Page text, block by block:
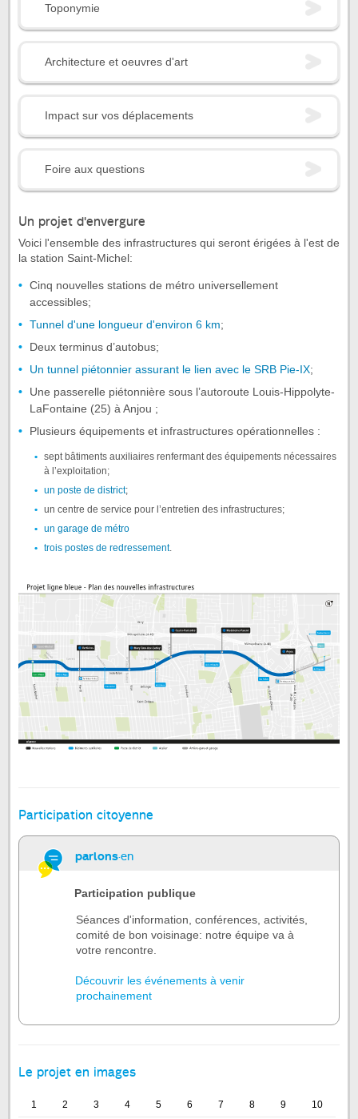
Toponymie
Architecture et oeuvres d'art
Impact sur vos déplacements
Foire aux questions
Un projet d'envergure
Voici l'ensemble des infrastructures qui seront érigées à l'est de
la station Saint-Michel:
Cinq nouvelles stations de métro universellement
accessibles;
Tunnel d'une longueur d'environ 6 km;
Deux terminus d’autobus;
Un tunnel piétonnier assurant le lien avec le SRB Pie-IX;
Une passerelle piétonnière sous l’autoroute Louis-Hippolyte-
LaFontaine (25) à Anjou ;
Plusieurs équipements et infrastructures opérationnelles :
sept bâtiments auxiliaires renfermant des équipements nécessaires
à l’exploitation;
un poste de district;
un centre de service pour l’entretien des infrastructures;
un garage de métro
trois postes de redressement.
Participation citoyenne
parlons·en
Participation publique
Séances d'information, conférences, activités,
comité de bon voisinage: notre équipe va à
votre rencontre.
Découvrir les événements à venir
prochainement
Le projet en images
1 2 3 4 5 6 7 8 9 10